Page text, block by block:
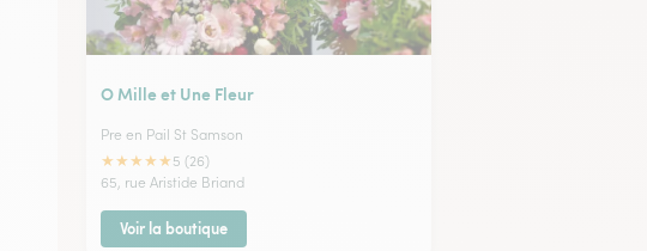
O Mille et Une Fleur
Pre en Pail St Samson
★★★★★ 5 (26)
65, rue Aristide Briand
Voir la boutique